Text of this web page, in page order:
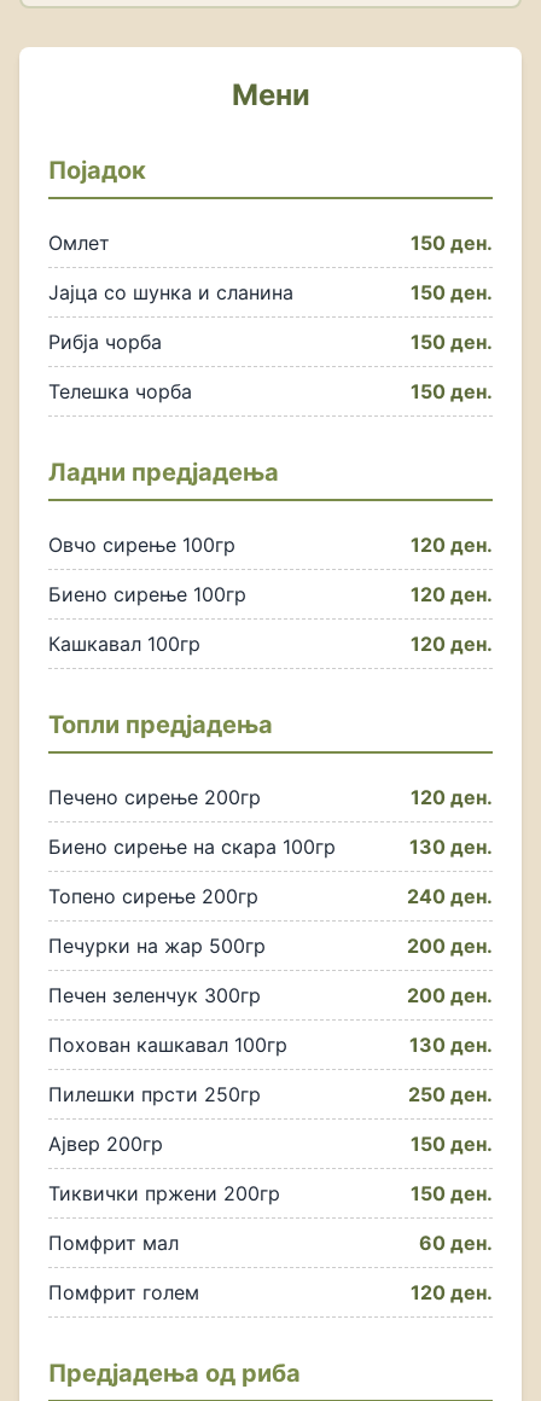
Мени
Појадок
Омлет 150 ден.
Јајца со шунка и сланина 150 ден.
Рибја чорба 150 ден.
Телешка чорба 150 ден.
Ладни предјадења
Овчо сирење 100гр 120 ден.
Биено сирење 100гр 120 ден.
Кашкавал 100гр 120 ден.
Топли предјадења
Печено сирење 200гр 120 ден.
Биено сирење на скара 100гр 130 ден.
Топено сирење 200гр 240 ден.
Печурки на жар 500гр 200 ден.
Печен зеленчук 300гр 200 ден.
Похован кашкавал 100гр 130 ден.
Пилешки прсти 250гр 250 ден.
Ајвер 200гр 150 ден.
Тиквички пржени 200гр 150 ден.
Помфрит мал 60 ден.
Помфрит голем 120 ден.
Предјадења од риба